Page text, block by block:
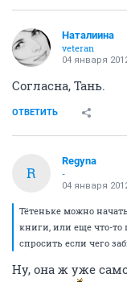
Наталиина
veteran
04 января
Согласна, Тань.
ОТВЕТИТЬ
R
Regyna
-
04 января
Тётеньке можно
книги, или еще что-то
спросить если чего
Ну, она ж уже